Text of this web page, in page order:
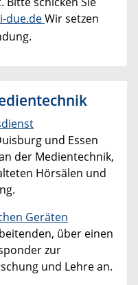
due.deWir setzen
und Essen
der Medientechnik,
Hörsälen und
Geräten
über einen
zur
und Lehre an.